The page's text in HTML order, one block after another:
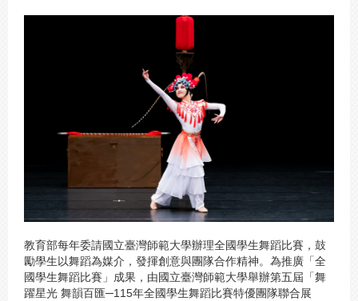
教育部每年委請國立臺灣師範大學辦理全國學生舞蹈比賽，鼓
勵學生以舞蹈為媒介，發揮創意與團隊合作精神。為推廣「全
國學生舞蹈比賽」成果，由國立臺灣師範大學舉辦第五屆「舞
躍星光 舞韻百匯─115年全國學生舞蹈比賽特優團隊聯合展